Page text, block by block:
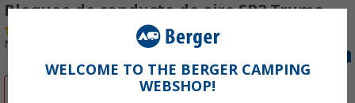
Bloqueo de conducto de aire SP2 Truma
Nº de artículo 168640
WELCOME TO THE BERGER CAMPING
WEBSHOP!